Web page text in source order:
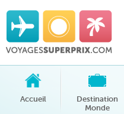
Accueil
Destination
Monde